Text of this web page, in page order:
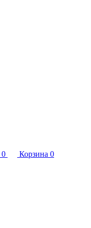
0 Корзина 0